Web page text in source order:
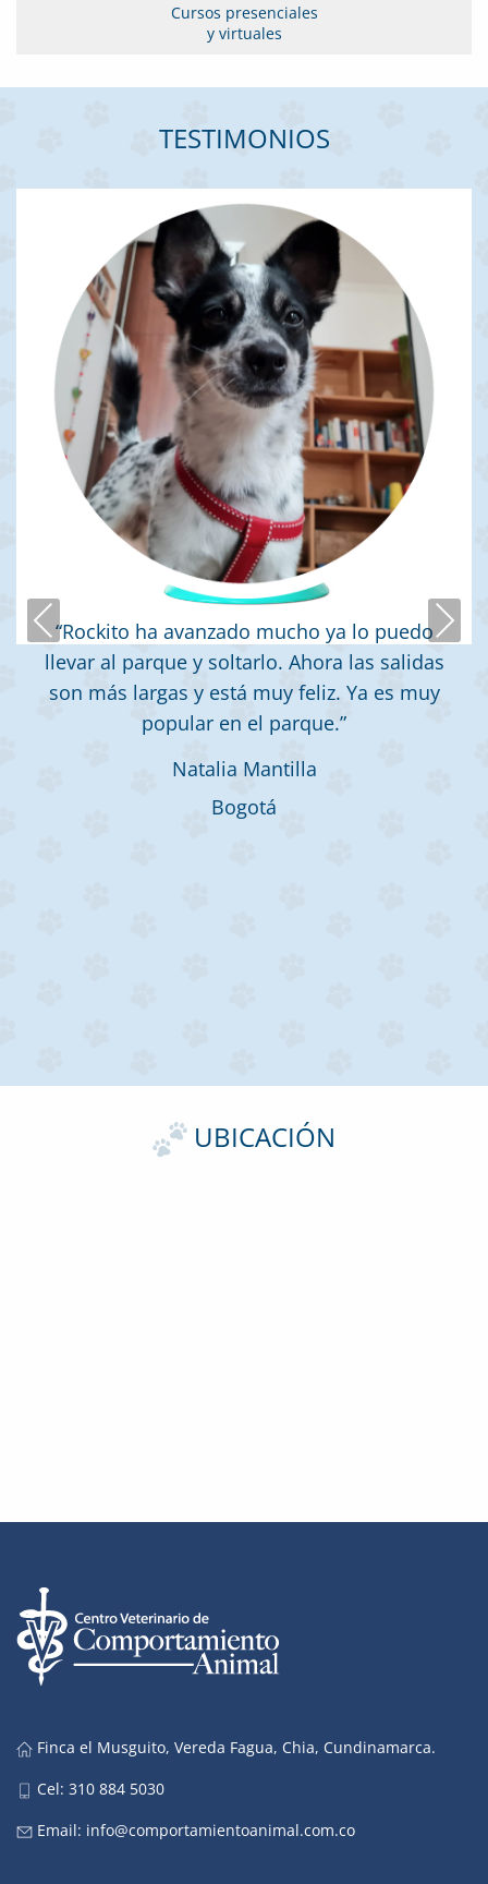
Cursos presenciales
y virtuales
TESTIMONIOS
“Rockito ha avanzado mucho ya lo puedo
llevar al parque y soltarlo. Ahora las salidas
son más largas y está muy feliz. Ya es muy
popular en el parque.”
Natalia Mantilla
Bogotá
Previous Next
UBICACIÓN
Finca el Musguito, Vereda Fagua, Chia, Cundinamarca.
Cel: 310 884 5030
Email: info@comportamientoanimal.com.co